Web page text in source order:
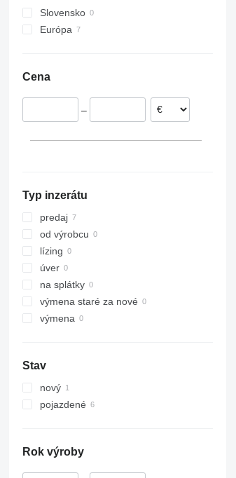
Slovensko
Európa
Cena
–
Typ inzerátu
predaj
od výrobcu
lízing
úver
na splátky
výmena staré za nové
výmena
Stav
nový
pojazdené
Rok výroby